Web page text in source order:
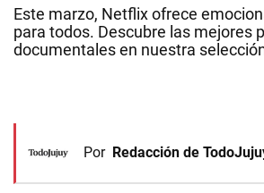
Este marzo, Netflix ofrece
para todos. Descubre las mejores
documentales en nuestra
Por Redacción de